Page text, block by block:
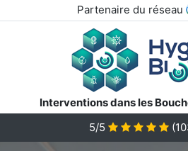
Partenaire du réseau
Interventions dans les
5/5
(